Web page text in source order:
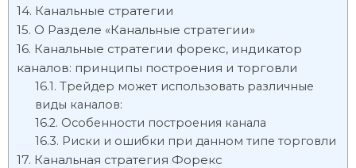
Канальные стратегии
О Разделе «Канальные стратегии»
Канальные стратегии форекс, индикатор
каналов: принципы построения и торговли
Трейдер может использовать различные
виды каналов:
Особенности построения канала
Риски и ошибки при данном типе торговли
Канальная стратегия Форекс